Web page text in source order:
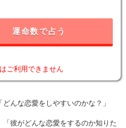
運命数で占う
ご利用できません
んな恋愛をしやすいのかな？」
「彼がどんな恋愛をするのか知りた